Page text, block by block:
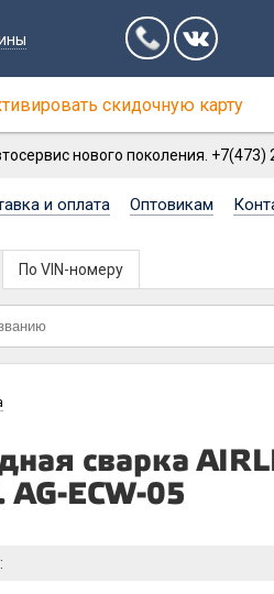
скидочную карту
нового поколения. +7(473)
и оплата Оптовикам
По VIN-номеру
сварка
AG-ECW-05